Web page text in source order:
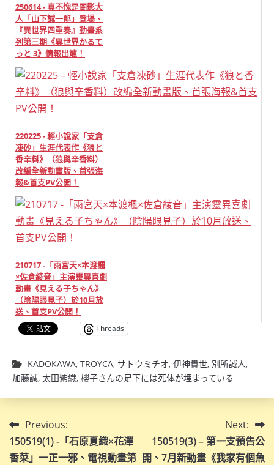
250614 - 真不愧是闇影大
人「山下誠一郎」登場、
『異世界四重奏』動畫系
列第三期《異世界かるて
っと 3》情報出爐！
220225 - 輕小說家「支倉
凍砂」生涯代表作《狼と
香辛料》（狼與辛香料）
改編全新動畫版、首張海
報&首支PV公開！
210717 -「雨宮天×本渡楓
×佐倉綾音」主演靈異喜劇
動畫《見える子ちゃん》
（陰陽眼見子）於10月放
送、首支PV公開！
Threads
KADOKAWA, TROYCA, サトウミチオ, 伊神貴世, 別所誠人,
加藤誠, 太田紫織, 櫻子さんの足下には死体が埋まっている
文
章
Previous:
150519(1) -「石原夏織×花澤
香菜」一正一邪、電視動畫第
Next:
150519(3) – 第一支預告公
開、7月新動畫《我家有個魚